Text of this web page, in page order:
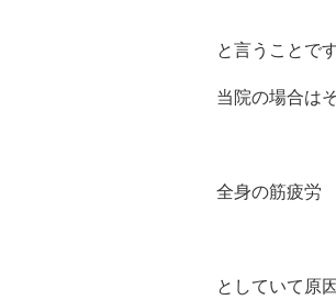
と言うことです
当院の場合は
全身の筋疲労
としていて原